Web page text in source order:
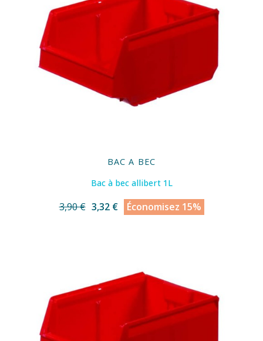
BAC A BEC
Bac à bec allibert 1L
3,90 € 3,32 € Économisez 15%